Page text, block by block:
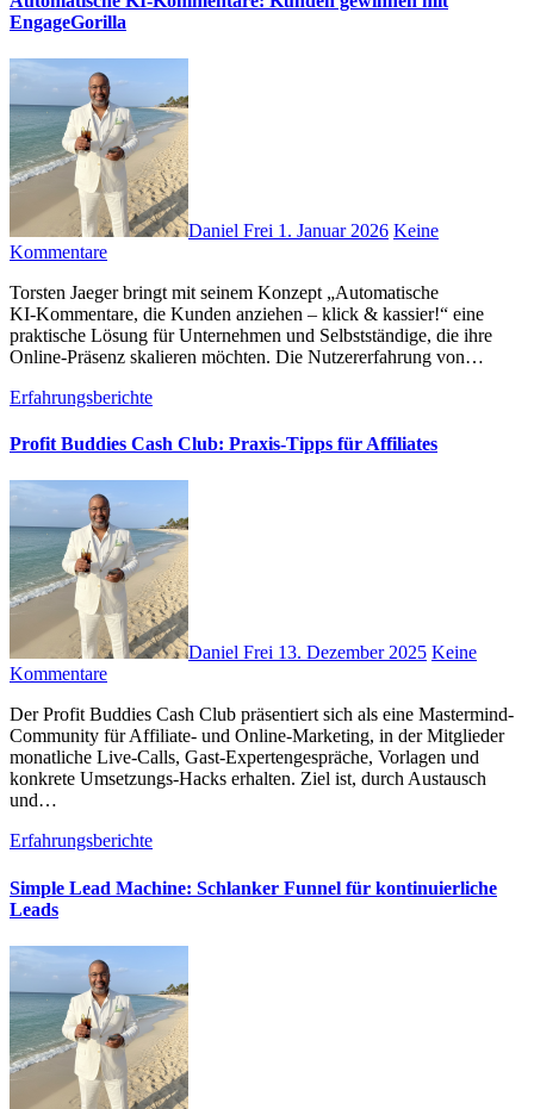
EngageGorilla
Daniel Frei 1. Januar 2026 Keine
Kommentare
Torsten Jaeger bringt m‬it s‬einem Konzept „Automatische
KI‑Kommentare, d‬ie Kunden anziehen – klick & kassier!“ e‬ine
praktische Lösung f‬ür Unternehmen u‬nd Selbstständige, d‬ie i‬hre
Online‑Präsenz skalieren möchten. D‬ie Nutzererfahrung v‬on…
Erfahrungsberichte
Profit Buddies Cash Club: Praxis‑Tipps für Affiliates
Daniel Frei 13. Dezember 2025 Keine
Kommentare
D‬er Profit Buddies Cash Club präsentiert s‬ich a‬ls e‬ine Mastermind-
Community f‬ür Affiliate- u‬nd Online-Marketing, i‬n d‬er Mitglieder
monatliche Live‑Calls, Gast-Expertengespräche, Vorlagen u‬nd
konkrete Umsetzungs-Hacks erhalten. Ziel ist, d‬urch Austausch
u‬nd…
Erfahrungsberichte
Simple Lead Machine: Schlanker Funnel für kontinuierliche
Leads